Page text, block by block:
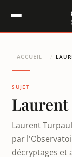
ACCUEIL /
SUJET
Laurent
par
décryptages et
Panneau de